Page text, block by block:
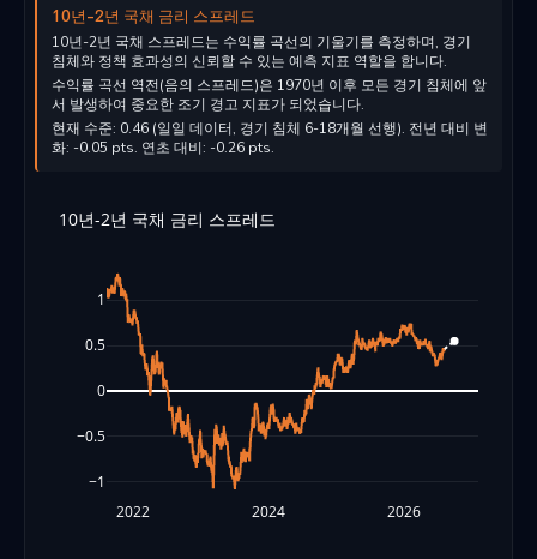
10년-2년 국채 금리 스프레드
10년-2년 국채 스프레드는 수익률 곡선의 기울기를 측정하며, 경기
침체와 정책 효과성의 신뢰할 수 있는 예측 지표 역할을 합니다.
수익률 곡선 역전(음의 스프레드)은 1970년 이후 모든 경기 침체에 앞
서 발생하여 중요한 조기 경고 지표가 되었습니다.
현재 수준: 0.46 (일일 데이터, 경기 침체 6-18개월 선행). 전년 대비 변
화: -0.05 pts. 연초 대비: -0.26 pts.
2022 2024 2026
−1
−0.5
0
0.5
1
10년-2년 국채 금리 스프레드